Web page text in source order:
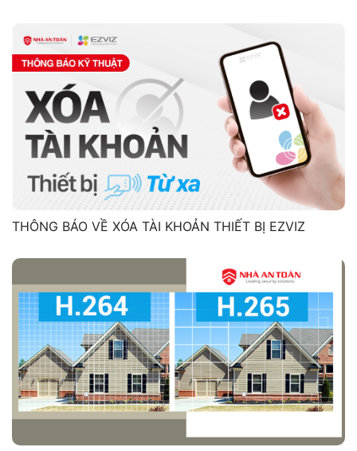
THÔNG BÁO VỀ XÓA TÀI KHOẢN THIẾT BỊ EZVIZ